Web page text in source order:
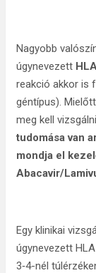
Nagyobb
úgynevezett
reakció akkor is
géntípus).
meg kell
tudomása van
mondja el
Abacavir/
Egy klinikai
úgynevezett
3‑4-nél